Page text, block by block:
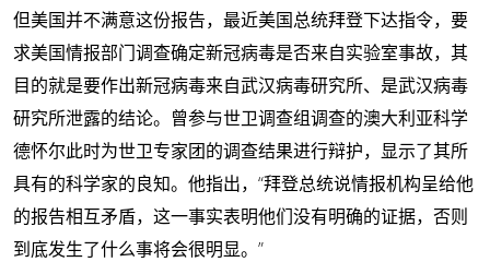
但美国并不满意这份报告，最近美国总统拜登下达指令，要
求美国情报部门调查确定新冠病毒是否来自实验室事故，其
目的就是要作出新冠病毒来自武汉病毒研究所、是武汉病毒
研究所泄露的结论。曾参与世卫调查组调查的澳大利亚科学
德怀尔此时为世卫专家团的调查结果进行辩护，显示了其所
具有的科学家的良知。他指出，“拜登总统说情报机构呈给他
的报告相互矛盾，这一事实表明他们没有明确的证据，否则
到底发生了什么事将会很明显。”